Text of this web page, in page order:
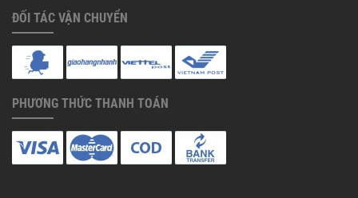
ĐỐI TÁC VẬN CHUYỂN
PHƯƠNG THỨC THANH TOÁN